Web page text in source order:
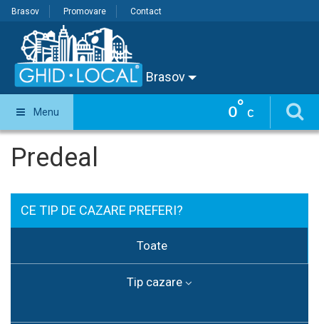
Brasov Promovare Contact
Brasov
0° C
Menu
Predeal
CE TIP DE CAZARE PREFERI?
Toate
Tip cazare